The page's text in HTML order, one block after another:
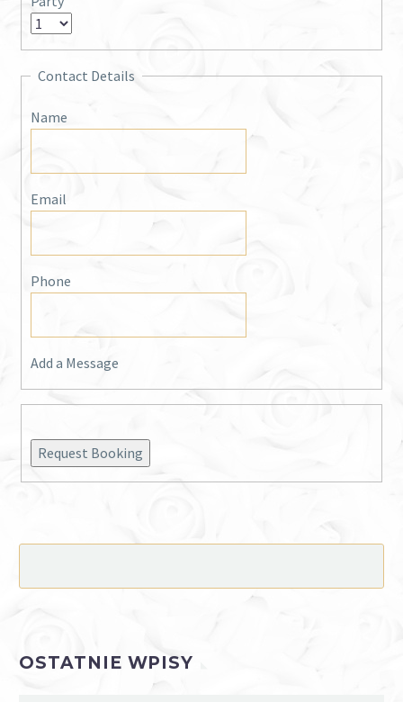
Contact Details
Name
Email
Phone
Add a Message
Request Booking
OSTATNIE WPISY